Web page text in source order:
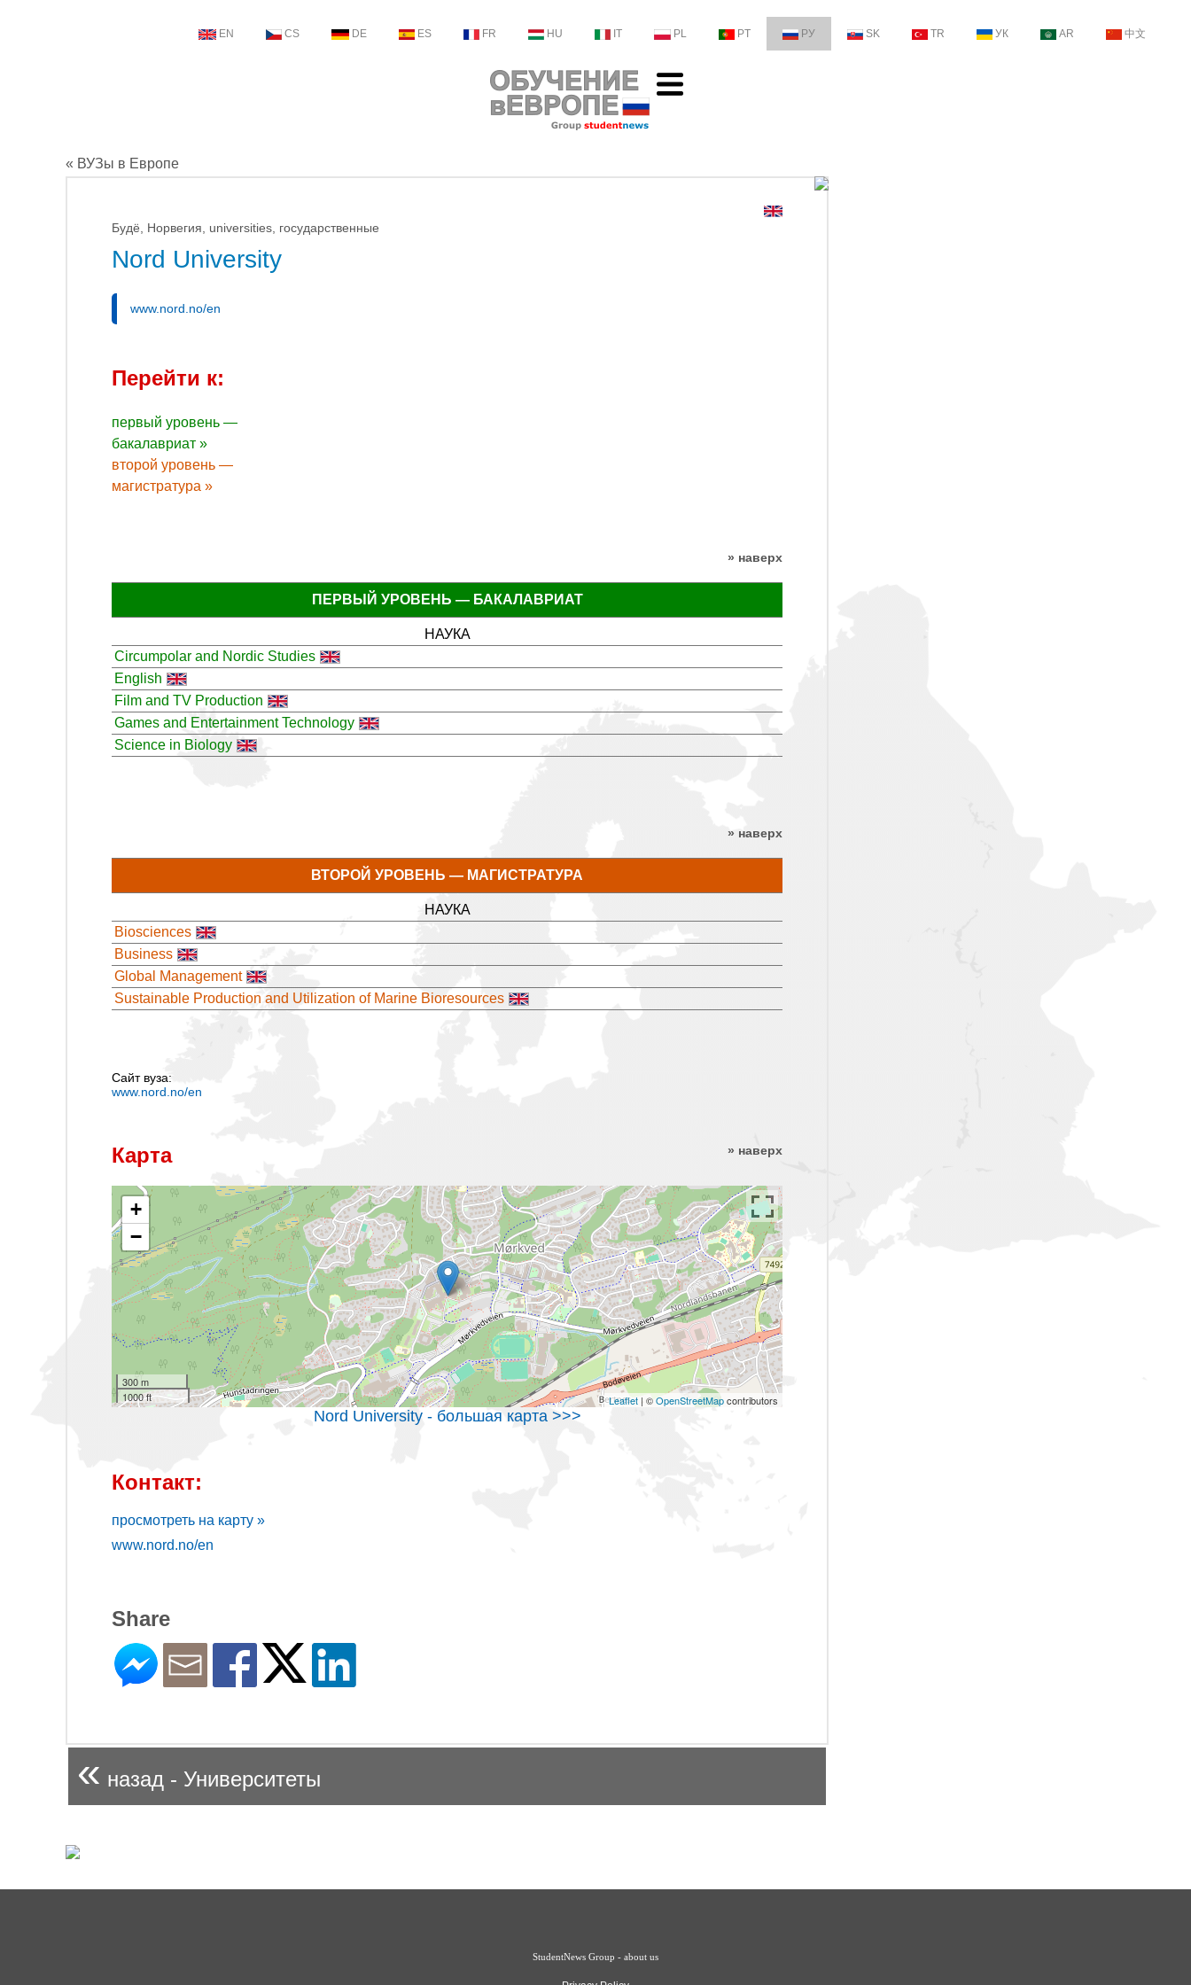
EN CS DE ES FR HU IT PL PT РУ SK TR УК AR 中文
« ВУЗы в Европе
Будё, Норвегия, universities, государственные
Nord University
www.nord.no/en
Перейти к:
первый уровень —
бакалавриат »
второй уровень —
магистратура »
» наверх
ПЕРВЫЙ УРОВЕНЬ — БАКАЛАВРИАТ
НАУКА
Circumpolar and Nordic Studies
English
Film and TV Production
Games and Entertainment Technology
Science in Biology
» наверх
ВТОРОЙ УРОВЕНЬ — МАГИСТРАТУРА
НАУКА
Biosciences
Business
Global Management
Sustainable Production and Utilization of Marine Bioresources
Сайт вуза:
www.nord.no/en
» наверх
Карта
+
−
300 m
1000 ft
Leaflet | ©OpenStreetMapcontributors
Nord University - большая карта >>>
Контакт:
просмотреть на карту »
www.nord.no/en
Share
« назад - Университеты
StudentNews Group - about us